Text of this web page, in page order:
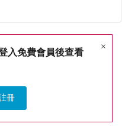
×
入免費會員後查看
冊